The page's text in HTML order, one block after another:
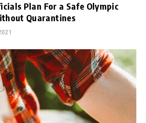
Plan For a Safe Olympic
Quarantines